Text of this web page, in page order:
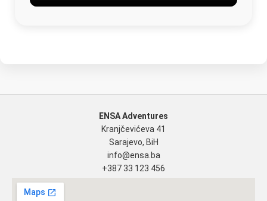
ENSA Adventures
Kranjčevićeva 41
Sarajevo, BiH
info@ensa.ba
+387 33 123 456